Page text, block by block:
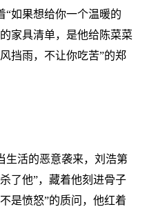
“如果想给你一个温暖的
家具清单，是他给陈菜菜
挡雨，不让你吃苦”的郑
生活的恶意袭来，刘浩第
了他”，藏着他刻进骨子
是愤怒”的质问，他红着